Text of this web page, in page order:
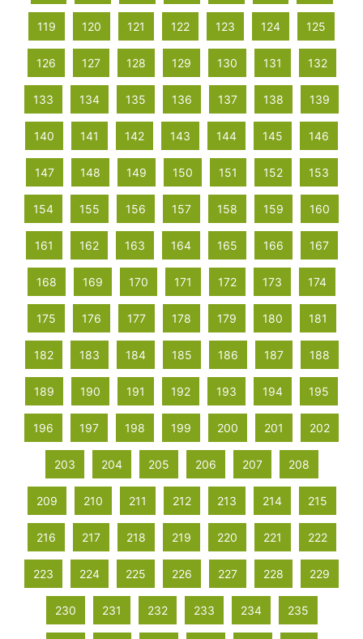
119 120 121 122 123 124 125
126 127 128 129 130 131 132
133 134 135 136 137 138 139
140 141 142 143 144 145 146
147 148 149 150 151 152 153
154 155 156 157 158 159 160
161 162 163 164 165 166 167
168 169 170 171 172 173 174
175 176 177 178 179 180 181
182 183 184 185 186 187 188
189 190 191 192 193 194 195
196 197 198 199 200 201 202
203 204 205 206 207 208
209 210 211 212 213 214 215
216 217 218 219 220 221 222
223 224 225 226 227 228 229
230 231 232 233 234 235